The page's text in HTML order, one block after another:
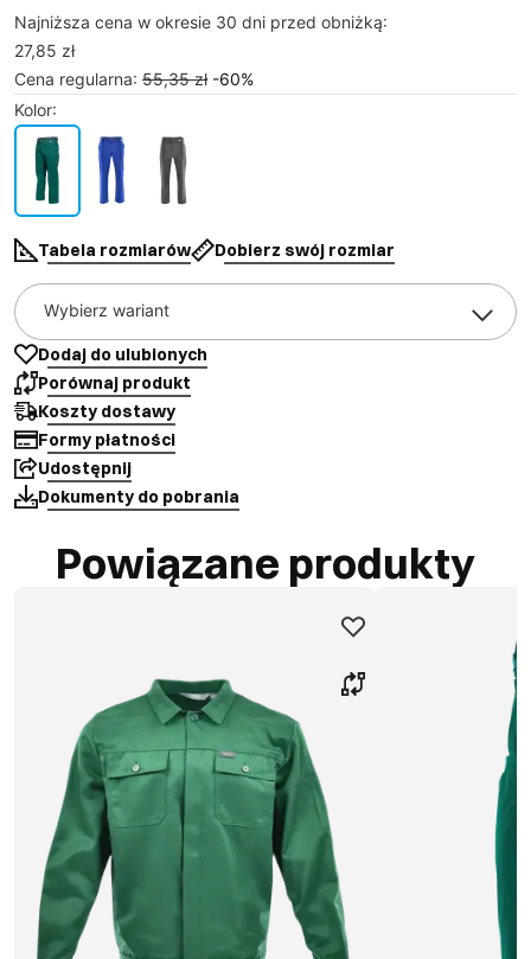
Najniższa cena w okresie 30 dni przed obniżką:
27,85 zł
Cena regularna: 55,35 zł -60%
Kolor:
Tabela rozmiarów Dobierz swój rozmiar
Wybierz wariant
Dodaj do ulubionych
Porównaj produkt
Koszty dostawy
Formy płatności
Udostępnij
Dokumenty do pobrania
Powiązane produkty